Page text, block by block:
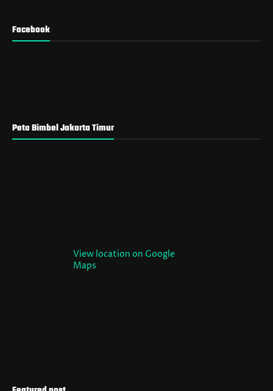
Facebook
Peta Bimbel Jakarta Timur
View location on Google
Maps